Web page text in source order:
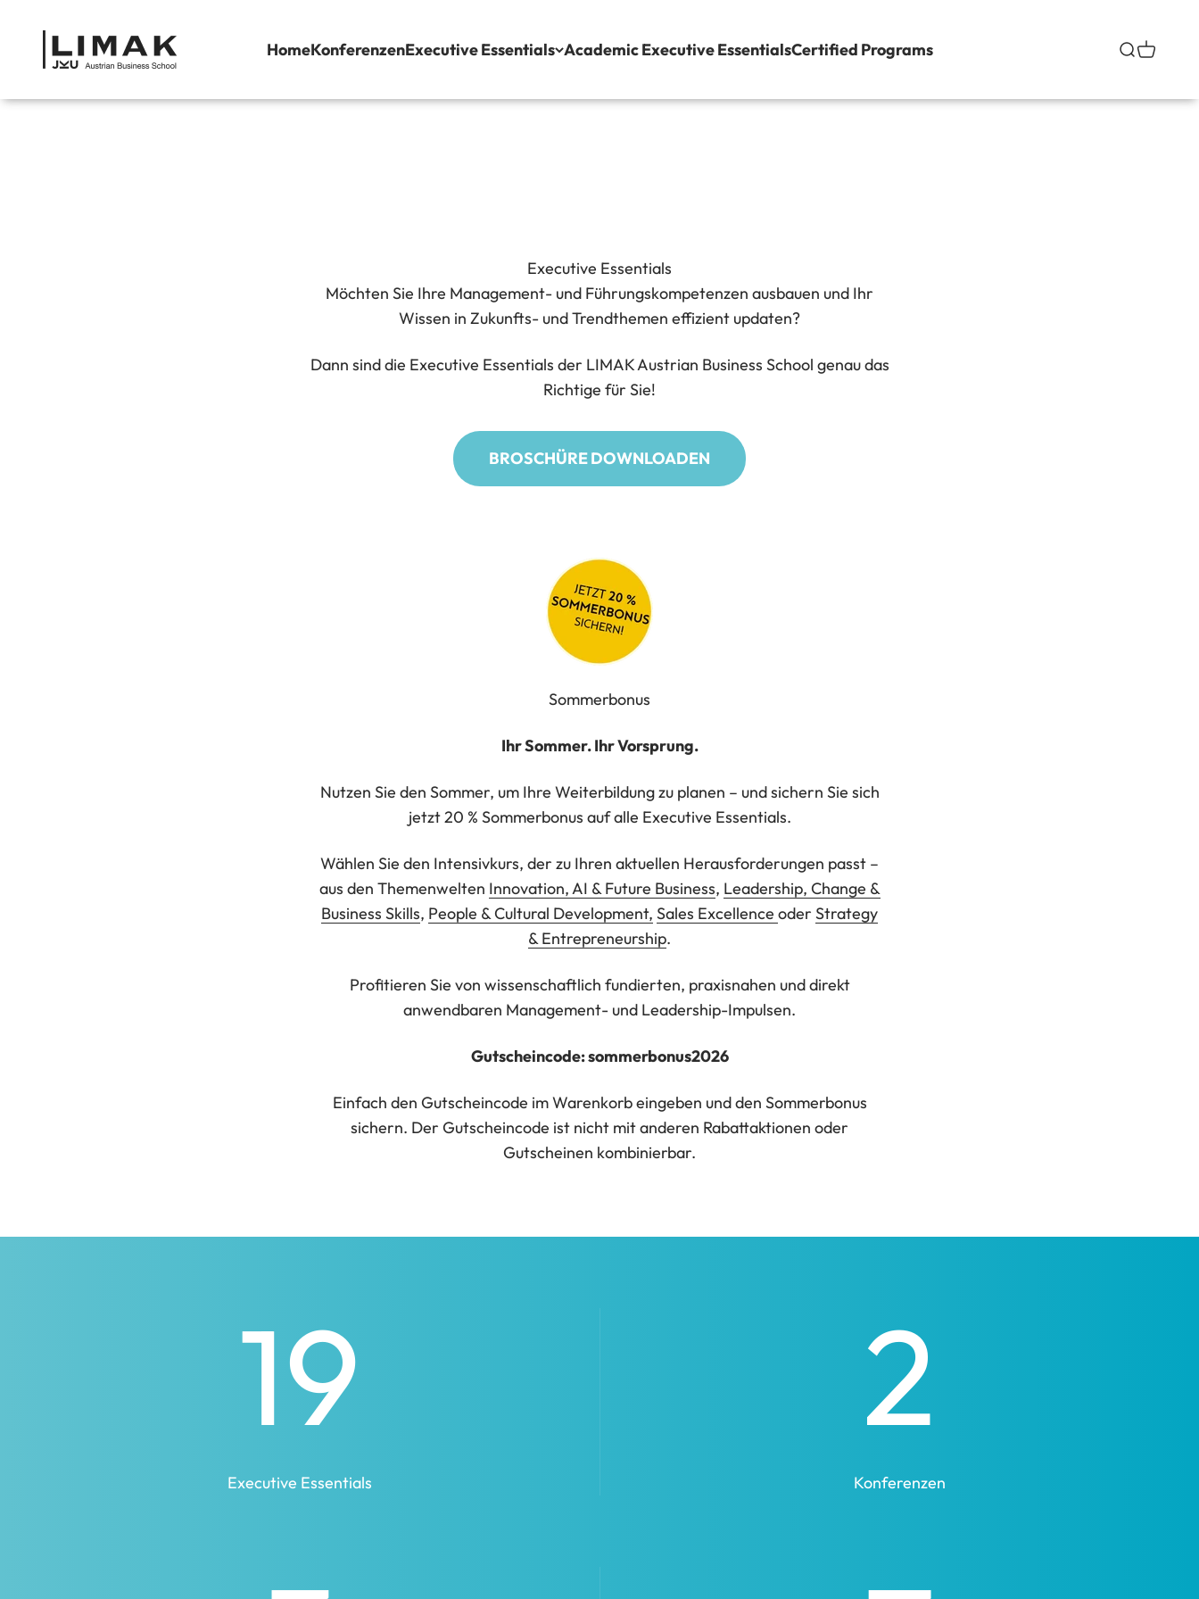
HomeKonferenzenExecutive Essentials Academic Executive EssentialsCertified Programs
LIMAK Austrian Business School GmbH Suche
Executive Essentials
Möchten Sie Ihre Management- und Führungskompetenzen ausbauen und Ihr
Wissen in Zukunfts- und Trendthemen effizient updaten?
Dann sind die Executive Essentials der LIMAK Austrian Business School genau das
Richtige für Sie!
BROSCHÜRE DOWNLOADEN
Sommerbonus
Ihr Sommer. Ihr Vorsprung.
Nutzen Sie den Sommer, um Ihre Weiterbildung zu planen – und sichern Sie sich
jetzt 20 % Sommerbonus auf alle Executive Essentials.
Wählen Sie den Intensivkurs, der zu Ihren aktuellen Herausforderungen passt –
aus den Themenwelten Innovation, AI & Future Business, Leadership, Change &
Business Skills, People & Cultural Development, Sales Excellence oder Strategy
& Entrepreneurship.
Profitieren Sie von wissenschaftlich fundierten, praxisnahen und direkt
anwendbaren Management- und Leadership-Impulsen.
Gutscheincode: sommerbonus2026
Einfach den Gutscheincode im Warenkorb eingeben und den Sommerbonus
sichern. Der Gutscheincode ist nicht mit anderen Rabattaktionen oder
Gutscheinen kombinierbar.
19
Executive Essentials
2
Konferenzen